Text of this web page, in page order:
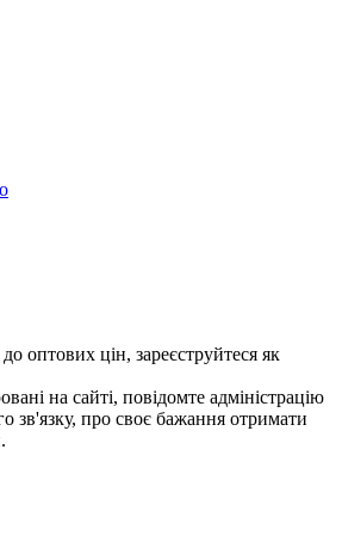
оптових цін, зареєструйтеся як
на сайті, повідомте адміністрацію
зв'язку, про своє бажання отримати